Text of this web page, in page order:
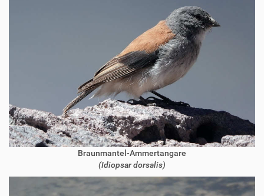
Braunmantel-Ammertangare
(Idiopsar dorsalis)